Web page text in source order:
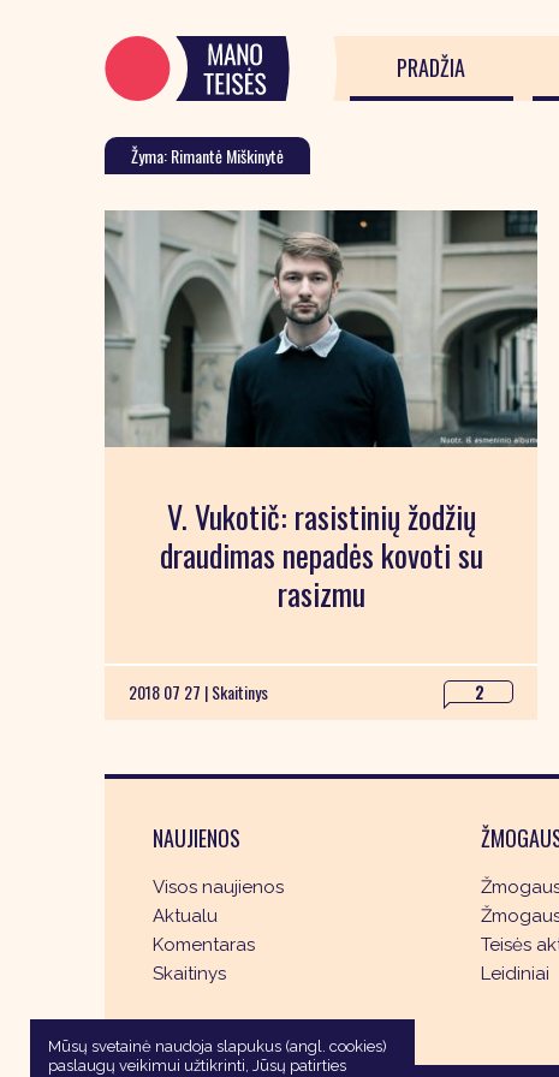
PRADŽIA
Žyma: Rimantė Miškinytė
V. Vukotič: rasistinių žodžių
draudimas nepadės kovoti su
rasizmu
2018 07 27 |Skaitinys 2
NAUJIENOS
Visos naujienos
Aktualu
Komentaras
Skaitinys
Teisės
Leidiniai
Mūsų svetainė naudoja slapukus (angl. cookies)
paslaugų veikimui užtikrinti, Jūsų patirties